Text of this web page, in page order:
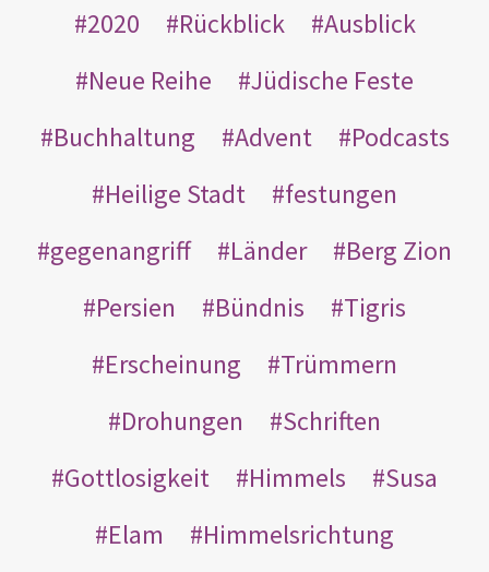
2020
Rückblick
Ausblick
Neue Reihe
Jüdische Feste
Buchhaltung
Advent
Podcasts
Heilige Stadt
festungen
gegenangriff
Länder
Berg Zion
Persien
Bündnis
Tigris
Erscheinung
Trümmern
Drohungen
Schriften
Gottlosigkeit
Himmels
Susa
Elam
Himmelsrichtung